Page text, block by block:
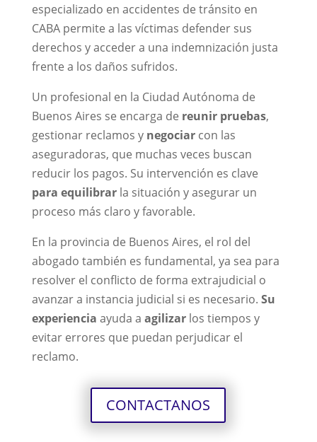
especializado en accidentes de tránsito en
CABA permite a las víctimas defender sus
derechos y acceder a una indemnización justa
frente a los daños sufridos.
Un profesional en la Ciudad Autónoma de
Buenos Aires se encarga de reunir pruebas,
gestionar reclamos y negociarcon las
aseguradoras, que muchas veces buscan
reducir los pagos. Su intervención es clave
para equilibrarla situación y asegurar un
proceso más claro y favorable.
En la provincia de Buenos Aires, el rol del
abogado también es fundamental, ya sea para
resolver el conflicto de forma extrajudicial o
avanzar a instancia judicial si es necesario. Su
experiencia ayuda a agilizarlos tiempos y
evitar errores que puedan perjudicar el
reclamo.
CONTACTANOS